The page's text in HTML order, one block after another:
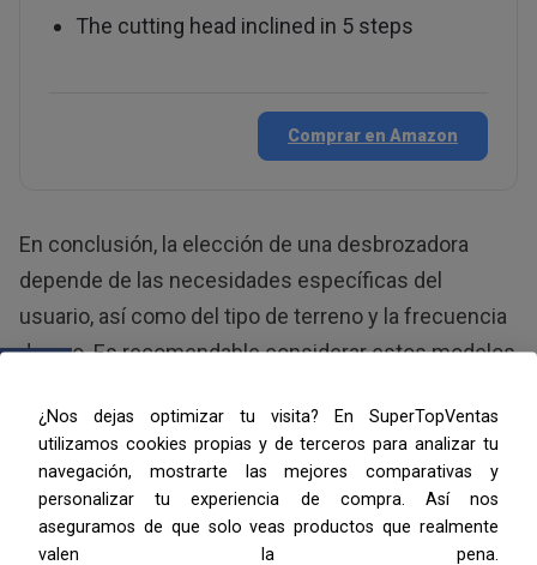
The cutting head inclined in 5 steps
Comprar en Amazon
En conclusión, la elección de una desbrozadora
depende de las necesidades específicas del
usuario, así como del tipo de terreno y la frecuencia
de uso. Es recomendable considerar estos modelos
Guía de Compra para
Desbrozadoras
¿Nos dejas optimizar tu visita? En SuperTopVentas
utilizamos cookies propias y de terceros para analizar tu
navegación, mostrarte las mejores comparativas y
personalizar tu experiencia de compra. Así nos
aseguramos de que solo veas productos que realmente
valen la pena.